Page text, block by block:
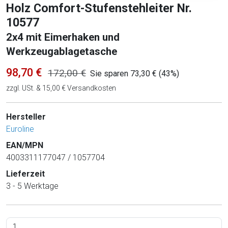
Holz Comfort-Stufenstehleiter Nr.
10577
2x4 mit Eimerhaken und
Werkzeugablagetasche
98,70 € 172,00 € Sie sparen 73,30 € (43%)
zzgl. USt. & 15,00 € Versandkosten
Hersteller
Euroline
EAN/MPN
4003311177047 / 1057704
Lieferzeit
3 - 5 Werktage